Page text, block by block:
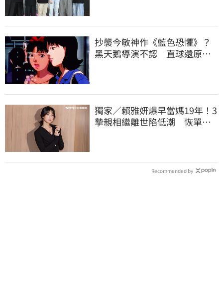
抄襲今敏神作《藍色恐懼》？
黑天鵝導演不認 直球還原真
獨家／賴雅妍爆早當媽19年！3
摯親相繼離世陷低潮 恢單低
Recommended by